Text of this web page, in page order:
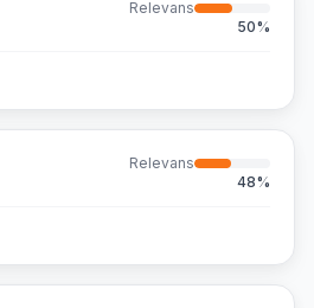
Relevans
50%
Relevans
48%